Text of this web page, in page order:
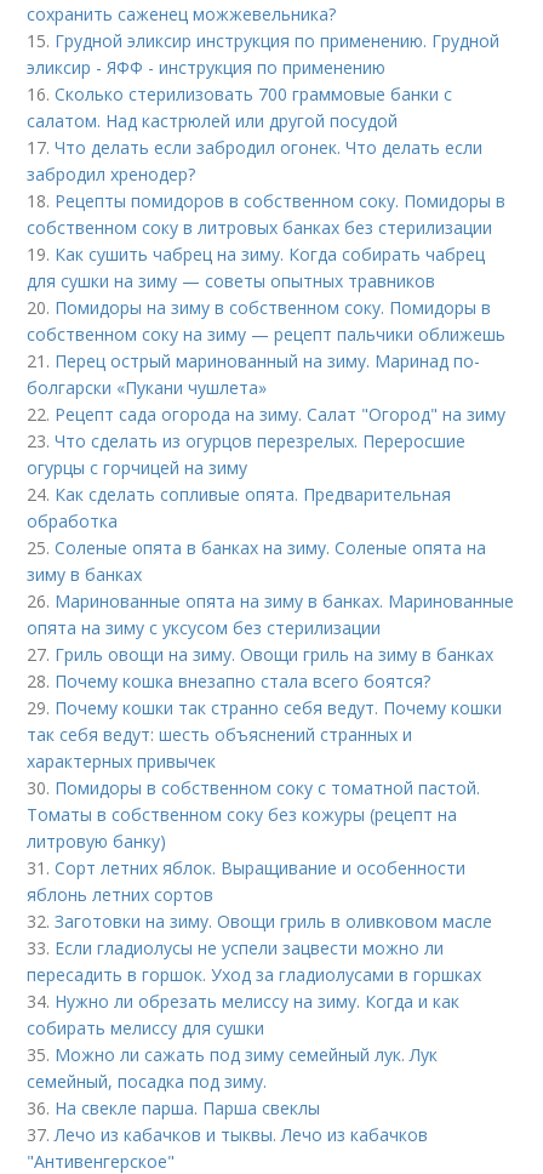
сохранить саженец можжевельника?
15. Грудной эликсир инструкция по применению. Грудной
эликсир - ЯФФ - инструкция по применению
16.Сколько стерилизовать 700 граммовые банки с
салатом. Над кастрюлей или другой посудой
17.Что делать если забродил огонек. Что делать если
забродил хренодер?
18. Рецепты помидоров в собственном соку. Помидоры в
собственном соку в литровых банках без стерилизации
19. Как сушить чабрец на зиму. Когда собирать чабрец
для сушки на зиму — советы опытных травников
20. Помидоры на зиму в собственном соку. Помидоры в
собственном соку на зиму — рецепт пальчики оближешь
21. Перец острый маринованный на зиму. Маринад по-
болгарски «Пукани чушлета»
22. Рецепт сада огорода на зиму. Салат "Огород" на зиму
23.Что сделать из огурцов перезрелых. Переросшие
огурцы с горчицей на зиму
24. Как сделать сопливые опята. Предварительная
обработка
25.Соленые опята в банках на зиму. Соленые опята на
зиму в банках
26. Маринованные опята на зиму в банках. Маринованные
опята на зиму с уксусом без стерилизации
27. Гриль овощи на зиму. Овощи гриль на зиму в банках
28. Почему кошка внезапно стала всего боятся?
29. Почему кошки так странно себя ведут. Почему кошки
так себя ведут: шесть объяснений странных и
характерных привычек
30. Помидоры в собственном соку с томатной пастой.
Томаты в собственном соку без кожуры (рецепт на
литровую банку)
31.Сорт летних яблок. Выращивание и особенности
яблонь летних сортов
32.Заготовки на зиму. Овощи гриль в оливковом масле
33. Если гладиолусы не успели зацвести можно ли
пересадить в горшок. Уход за гладиолусами в горшках
34. Нужно ли обрезать мелиссу на зиму. Когда и как
собирать мелиссу для сушки
35. Можно ли сажать под зиму семейный лук. Лук
семейный, посадка под зиму.
36. На свекле парша. Парша свеклы
37.Лечо из кабачков и тыквы. Лечо из кабачков
"Антивенгерское"